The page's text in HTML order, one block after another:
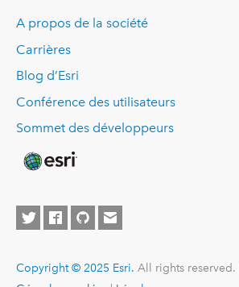
A propos de la société
Carrières
Blog d’Esri
Conférence des utilisateurs
Sommet des développeurs
Copyright © 2025 Esri. All rights reserved. |